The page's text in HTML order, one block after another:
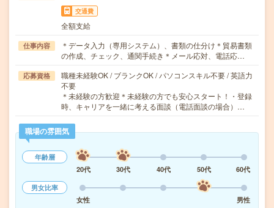
交通費
全額支給
仕事内容
＊データ入力（専用システム）、書類の仕分け＊貿易書類
の作成、チェック、通関手続き＊メール応対、電話応…
応募資格
職種未経験OK / ブランクOK / パソコンスキル不要 / 英語力
不要
＊未経験の方歓迎＊未経験の方でも安心スタート！・登録
時、キャリアを一緒に考える面談（電話面談の場合）…
職場の雰囲気
年齢層
20代
30代 40代 50代
60代
男女比率
女性
男性